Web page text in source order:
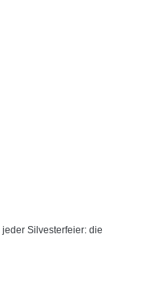
Silvesterfeier: die